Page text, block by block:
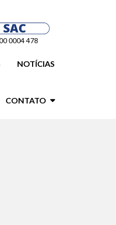
0004 478
NOTÍCIAS
CONTATO